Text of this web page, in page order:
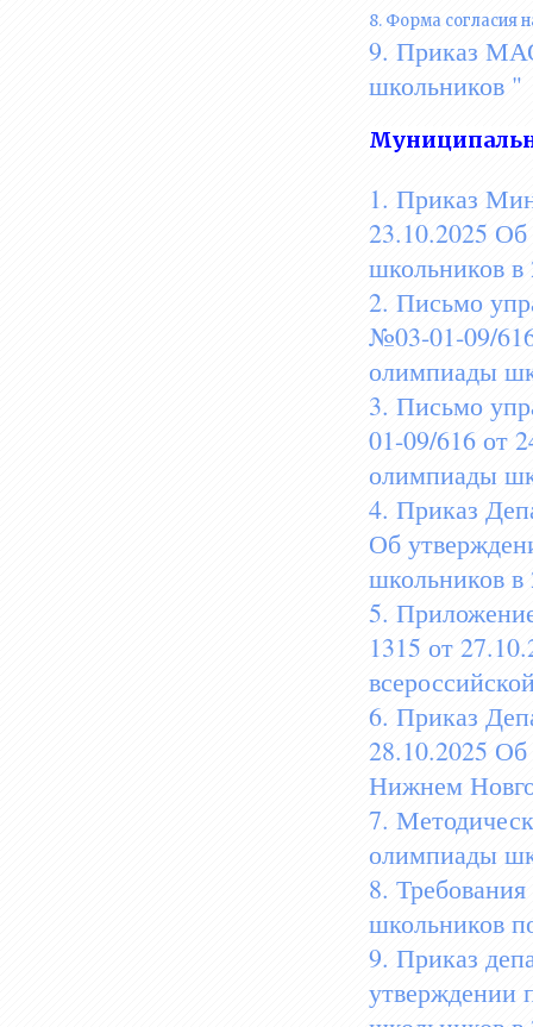
8. Форма согласия
9. Приказ
школьников "
1. Приказ
23.10.2025 Об
школьников в
2. Письмо
№03-01-09/
олимпиады
3. Письмо
01-09/616 от
олимпиады
4. Приказ
Об
школьников в
5.
1315 от
6. Приказ
28.10.2025 Об
Нижнем
7.
олимпиады
8.
школьников
9. Приказ
утверждении